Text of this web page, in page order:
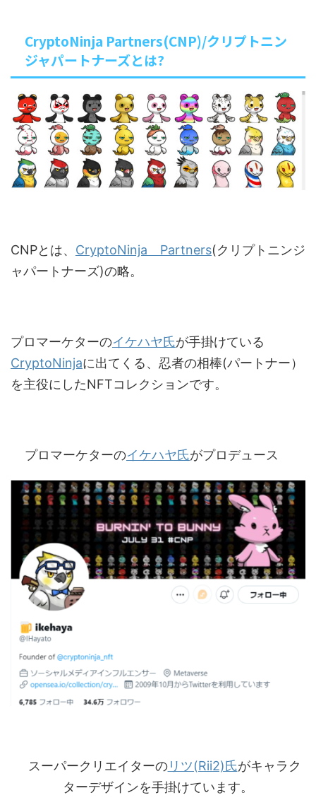
CryptoNinja Partners(CNP)/クリプトニン
ジャパートナーズとは?
CNPとは、 CryptoNinja Partners(クリプトニンジ
ャパートナーズ)の略。
プロマーケターのイケハヤ氏が手掛けている
CryptoNinjaに出てくる、忍者の相棒(パートナー）
を主役にしたNFTコレクションです。
プロマーケターのイケハヤ氏がプロデュース
スーパークリエイターのリツ(Rii2)氏がキャラク
ターデザインを手掛けています。